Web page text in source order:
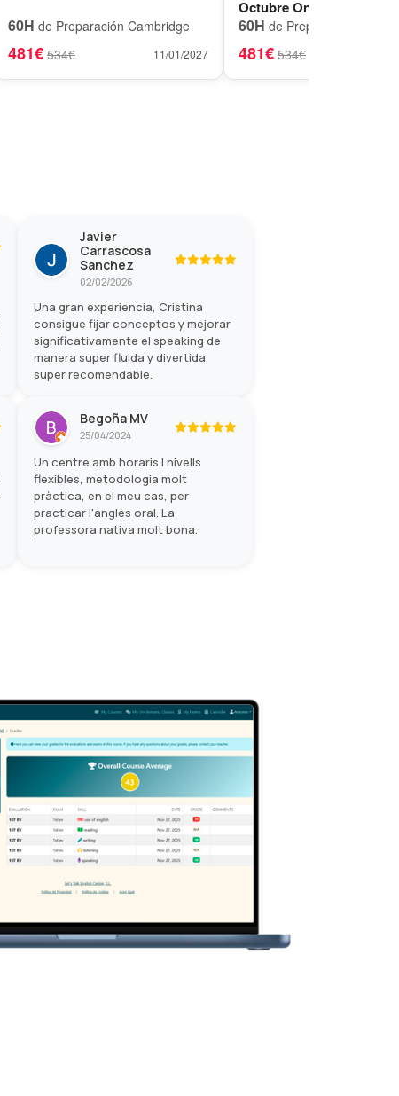
60H de Preparación Cambridge
481€ 534€ 11/01/2027
Octubre Online
60H de Preparación
481€ 534€
Javier
Carrascosa
Sanchez
02/02/2026
Una gran experiencia, Cristina
consigue fijar conceptos y mejorar
significativamente el speaking de
manera super fluida y divertida,
super recomendable.
Begoña MV
25/04/2024
Un centre amb horaris I nivells
flexibles, metodologia molt
pràctica, en el meu cas, per
practicar l'anglès oral. La
professora nativa molt bona.